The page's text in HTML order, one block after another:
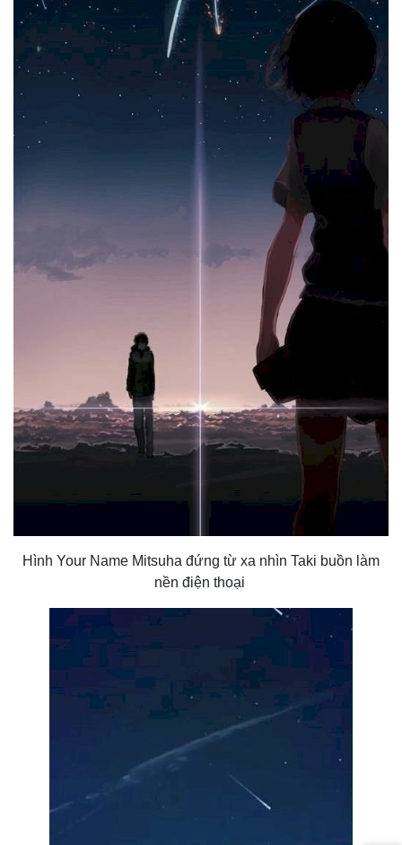
Hình Your Name Mitsuha đứng từ xa nhìn Taki buồn làm
nền điện thoại